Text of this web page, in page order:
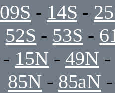
09S - 14S -
52S - 53S -
- 15N - 49N -
85N - 85aN